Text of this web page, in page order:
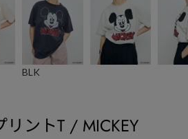
BLK
ントT / MICKEY